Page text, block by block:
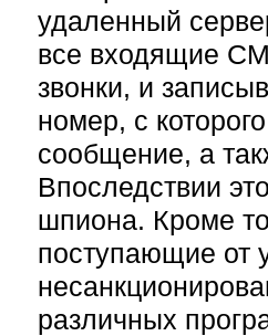
удаленный
все входящие
звонки, и
номер, с
сообщение, а
Впоследствии
шпиона. Кроме
поступающие от
различных